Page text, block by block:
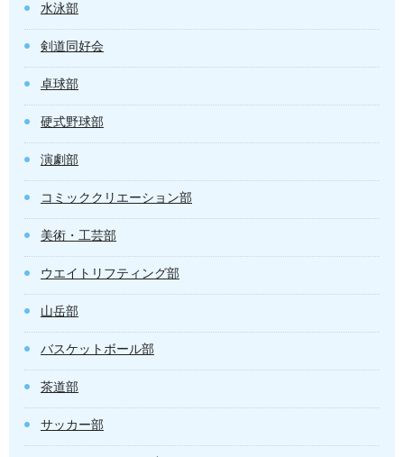
水泳部
剣道同好会
卓球部
硬式野球部
演劇部
コミッククリエーション部
美術・工芸部
ウエイトリフティング部
山岳部
バスケットボール部
茶道部
サッカー部